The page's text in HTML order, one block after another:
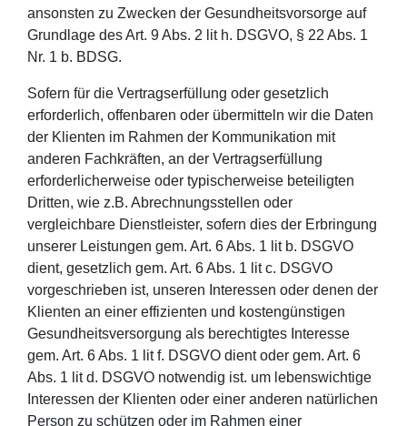
ansonsten zu Zwecken der Gesundheitsvorsorge auf
Grundlage des Art. 9 Abs. 2 lit h. DSGVO, § 22 Abs. 1
Nr. 1 b. BDSG.
Sofern für die Vertragserfüllung oder gesetzlich
erforderlich, offenbaren oder übermitteln wir die Daten
der Klienten im Rahmen der Kommunikation mit
anderen Fachkräften, an der Vertragserfüllung
erforderlicherweise oder typischerweise beteiligten
Dritten, wie z.B. Abrechnungsstellen oder
vergleichbare Dienstleister, sofern dies der Erbringung
unserer Leistungen gem. Art. 6 Abs. 1 lit b. DSGVO
dient, gesetzlich gem. Art. 6 Abs. 1 lit c. DSGVO
vorgeschrieben ist, unseren Interessen oder denen der
Klienten an einer effizienten und kostengünstigen
Gesundheitsversorgung als berechtigtes Interesse
gem. Art. 6 Abs. 1 lit f. DSGVO dient oder gem. Art. 6
Abs. 1 lit d. DSGVO notwendig ist. um lebenswichtige
Interessen der Klienten oder einer anderen natürlichen
Person zu schützen oder im Rahmen einer